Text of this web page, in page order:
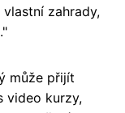
zahrady,
může přijít
video kurzy,